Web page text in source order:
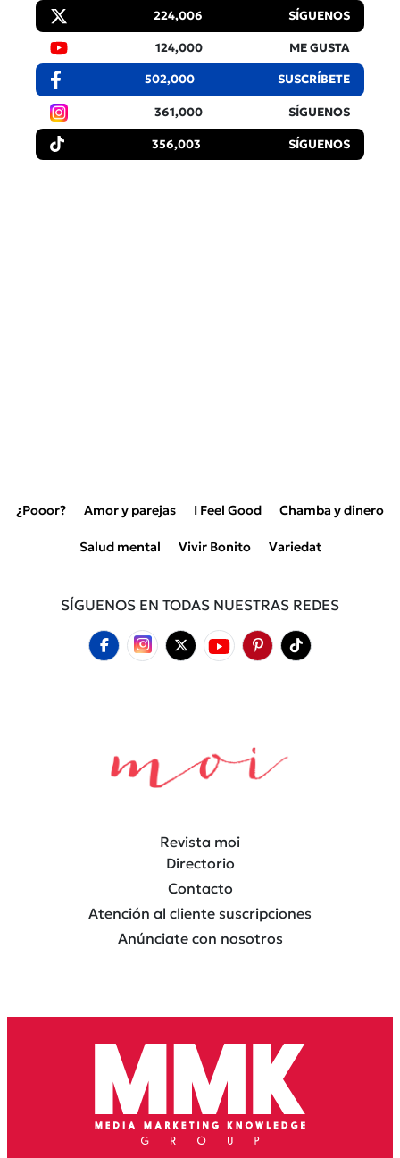
224,006 SÍGUENOS
124,000 ME GUSTA
502,000 SUSCRÍBETE
361,000 SÍGUENOS
356,003 SÍGUENOS
¿Pooor? Amor y parejas I Feel Good Chamba y dinero
Salud mental Vivir Bonito Variedat
SÍGUENOS EN TODAS NUESTRAS REDES
Revista moi
Directorio
Contacto
Atención al cliente suscripciones
Anúnciate con nosotros